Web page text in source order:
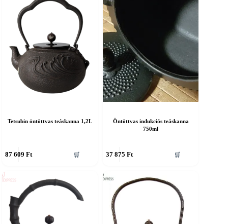
Tetsubin öntöttvas teáskanna 1,2L
87 609 Ft 🛒
Öntöttvas indukciós teáskanna
750ml
37 875 Ft 🛒